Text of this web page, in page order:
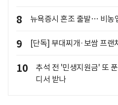
8 뉴욕증시 혼조 출발… 비농
9 [단독] 부대찌개·보쌈 프랜
10
추석 전 '민생지원금' 또
디서 받나